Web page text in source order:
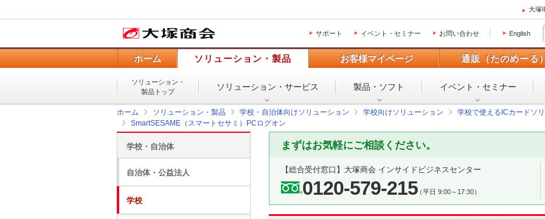
大塚
サポート イベント・セミナー お問い合わせ English
ホーム ソリューション・製品 お客様マイページ 通販（たのめーる）
ソリューション・
製品トップ
ソリューション・ サービス 製品・ソフト イベント・ セミナー
ホーム ソリューション・製品 学校・自治体向けソリューション 学校向けソリューション 学校で使えるICカードソ
SmartSESAME（スマートセサミ）PCログオン
まずはお気軽にご相談ください。
【総合受付窓口】 大塚商会 インサイドビジネスセンター
0120-579-215（平日 9:00～17:30）
学校・自治体
自治体・公益法人
学校